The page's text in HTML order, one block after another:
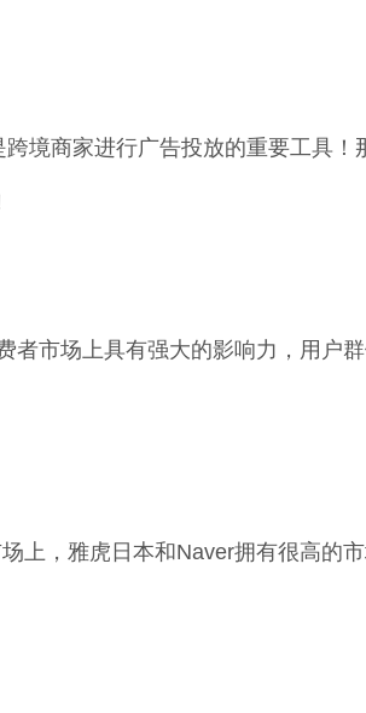
境商家进行广告投放的重要工具
者市场上具有强大的影响力，用户
上，雅虎日本和Naver拥有很高的